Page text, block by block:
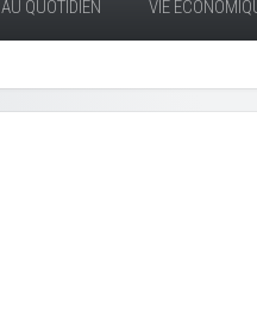
AU QUOTIDIEN VIE